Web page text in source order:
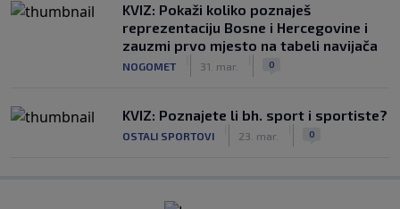
KVIZ: Pokaži koliko poznaješ
reprezentaciju Bosne i Hercegovine i
zauzmi prvo mjesto na tabeli navijača
NOGOMET 31. mar. 0
KVIZ: Poznajete li bh. sport i sportiste?
OSTALI SPORTOVI 23. mar. 0